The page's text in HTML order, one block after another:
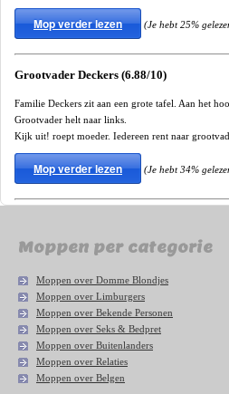
Mop verder lezen (Je hebt 25%
Grootvader Deckers (6.88/10)
Familie Deckers zit aan een grote tafel. Aan het
Grootvader helt naar links.
Kijk uit! roept moeder. Iedereen rent naar
Mop verder lezen (Je hebt 34%
Moppen per categorie
Moppen over Domme Blondjes
Moppen over Limburgers
Moppen over Bekende Personen
Moppen over Seks & Bedpret
Moppen over Buitenlanders
Moppen over Relaties
Moppen over Belgen